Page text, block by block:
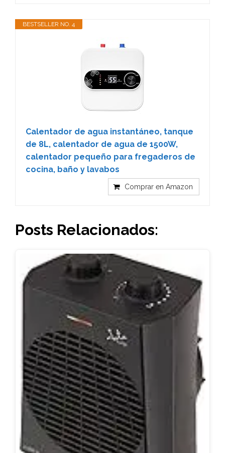
BESTSELLER NO. 4
Calentador de agua instantáneo, tanque
de 8L, calentador de agua de 1500W,
calentador pequeño para fregaderos de
cocina, baño y lavabos
Comprar en Amazon
Posts Relacionados: